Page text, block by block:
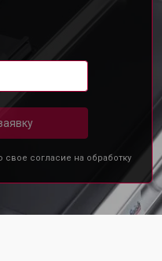
согласие на обработку